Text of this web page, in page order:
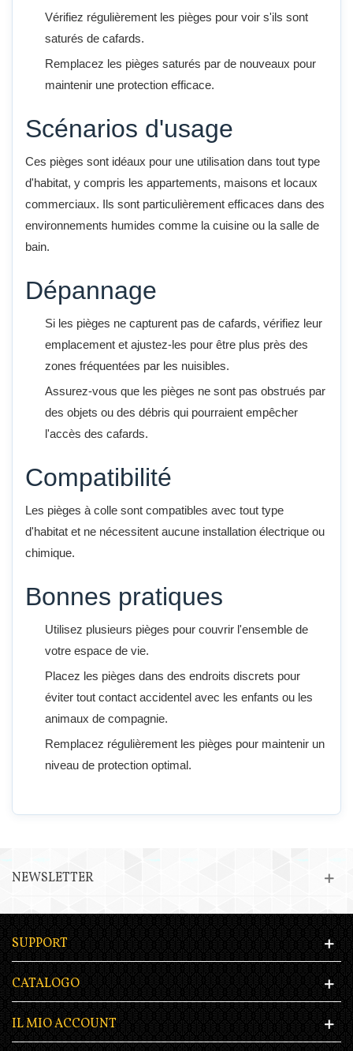
Vérifiez régulièrement les pièges pour voir s'ils sont
saturés de cafards.
Remplacez les pièges saturés par de nouveaux pour
maintenir une protection efficace.
Scénarios d'usage
Ces pièges sont idéaux pour une utilisation dans tout type
d'habitat, y compris les appartements, maisons et locaux
commerciaux. Ils sont particulièrement efficaces dans des
environnements humides comme la cuisine ou la salle de
bain.
Dépannage
Si les pièges ne capturent pas de cafards, vérifiez leur
emplacement et ajustez-les pour être plus près des
zones fréquentées par les nuisibles.
Assurez-vous que les pièges ne sont pas obstrués par
des objets ou des débris qui pourraient empêcher
l'accès des cafards.
Compatibilité
Les pièges à colle sont compatibles avec tout type
d'habitat et ne nécessitent aucune installation électrique ou
chimique.
Bonnes pratiques
Utilisez plusieurs pièges pour couvrir l'ensemble de
votre espace de vie.
Placez les pièges dans des endroits discrets pour
éviter tout contact accidentel avec les enfants ou les
animaux de compagnie.
Remplacez régulièrement les pièges pour maintenir un
niveau de protection optimal.
NEWSLETTER
SUPPORT
CATALOGO
IL MIO ACCOUNT